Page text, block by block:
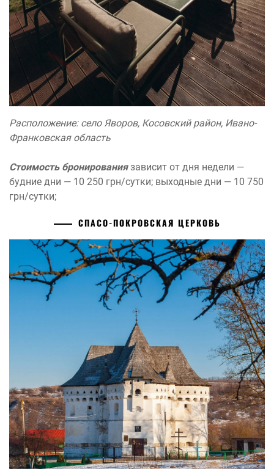
Расположение: село Яворов, Косовский район, Ивано-
Франковская область
Стоимость бронированиязависит от дня недели —
будние дни — 10 250 грн/сутки; выходные дни — 10 750
грн/сутки;
СПАСО-ПОКРОВСКАЯ ЦЕРКОВЬ